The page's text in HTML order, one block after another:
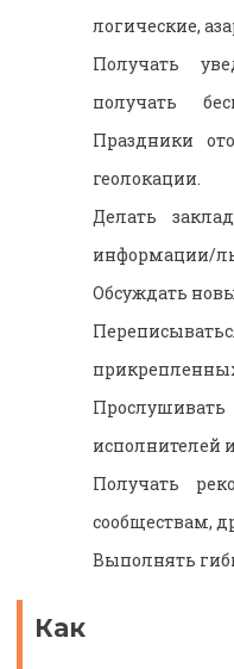
логические,
Получать
получать
Праздники
геолокации.
Делать
информации/
Обсуждать
исполнителей
Получать
сообществам,
Выполнять
Как